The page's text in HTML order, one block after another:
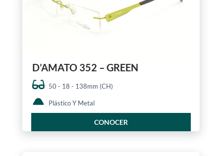
D’AMATO 352 – GREEN
50 - 18 - 138mm (CH)
Plástico Y Metal
CONOCER